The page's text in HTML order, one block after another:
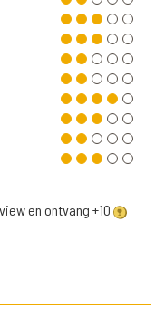
en ontvang +10